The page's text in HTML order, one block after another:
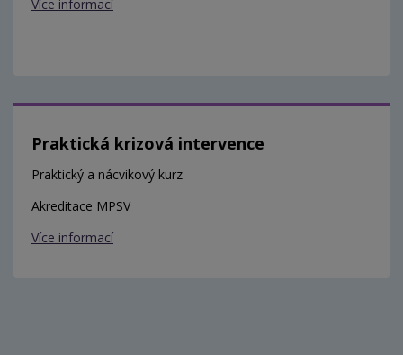
Více informací
Praktická krizová intervence
Praktický a nácvikový kurz
Akreditace MPSV
Více informací